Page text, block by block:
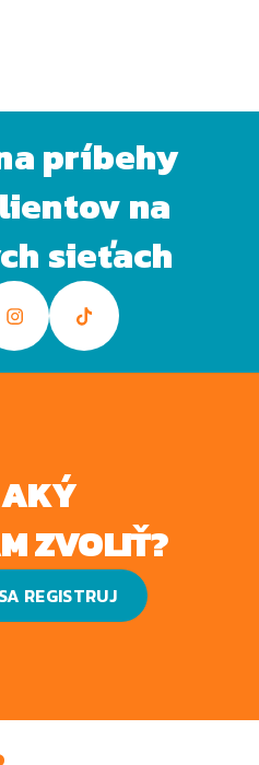
príbehy
na
sieťach
ZVOLIŤ?
REGISTRUJ